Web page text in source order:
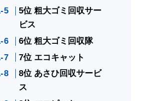
5位 粗大ゴミ回収サー
ビス
6位 粗大ゴミ回収隊
7位 エコキャット
8位 あさひ回収サービ
ス